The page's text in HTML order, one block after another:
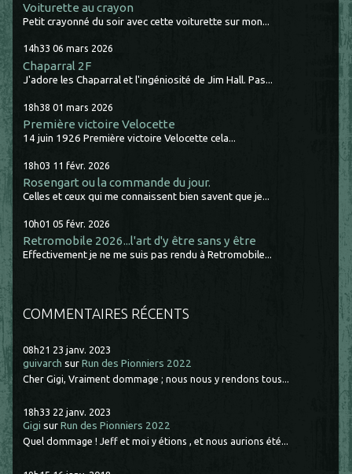
Voiturette au crayon
Petit crayonné du soir avec cette voiturette sur mon...
14h33 06 mars 2026
Chaparral 2F
J'adore les Chaparral et l'ingéniosité de Jim Hall. Pas...
18h38 01 mars 2026
Première victoire Velocette
14 juin 1926 Première victoire Velocette cela...
18h03 11 févr. 2026
Rosengart ou la commande du jour.
Celles et ceux qui me connaissent bien savent que je...
10h01 05 févr. 2026
Retromobile 2026...l'art d'y être sans y être
Effectivement je ne me suis pas rendu à Retromobile...
COMMENTAIRES RÉCENTS
08h21 23 janv. 2023
guivarch surRun des Pionniers 2022
Cher Gigi, Vraiment dommage ; nous nous y rendons tous...
18h33 22 janv. 2023
Gigi surRun des Pionniers 2022
Quel dommage ! Jeff et moi y étions , et nous aurions été...